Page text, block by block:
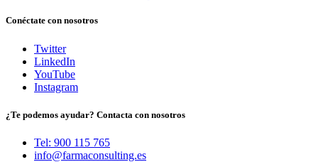
Conéctate con nosotros
Twitter
LinkedIn
YouTube
Instagram
¿Te podemos ayudar? Contacta con nosotros
Tel: 900 115 765
info@farmaconsulting.es